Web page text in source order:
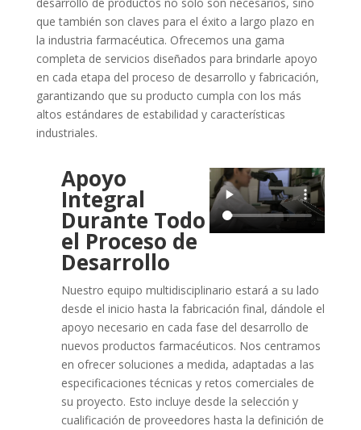
que también son claves para el éxito a largo plazo en
la industria farmacéutica. Ofrecemos una gama
completa de servicios diseñados para brindarle apoyo
en cada etapa del proceso de desarrollo y fabricación,
garantizando que su producto cumpla con los más
altos estándares de estabilidad y características
industriales.
Apoyo
Integral
Durante Todo
el Proceso de
Desarrollo
Nuestro equipo multidisciplinario estará a su lado
desde el inicio hasta la fabricación final, dándole el
apoyo necesario en cada fase del desarrollo de
nuevos productos farmacéuticos. Nos centramos
en ofrecer soluciones a medida, adaptadas a las
especificaciones técnicas y retos comerciales de
su proyecto. Esto incluye desde la selección y
cualificación de proveedores hasta la definición de